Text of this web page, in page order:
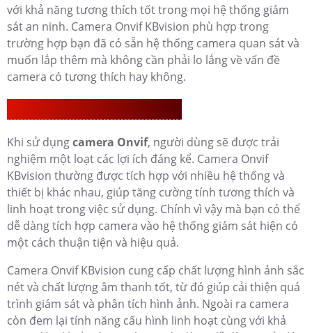
với khả năng tương thích tốt trong mọi hệ thống giám
sát an ninh. Camera Onvif KBvision phù hợp trong
trường hợp bạn đã có sẵn hệ thống camera quan sát và
muốn lắp thêm mà không cần phải lo lắng về vấn đề
camera có tương thích hay không.
Khi sử dụngcamera Onvif, người dùng sẽ được trải
nghiệm một loạt các lợi ích đáng kể. Camera Onvif
KBvision thường được tích hợp với nhiều hệ thống và
thiết bị khác nhau, giúp tăng cường tính tương thích và
linh hoạt trong việc sử dụng. Chính vì vậy mà bạn có thể
dễ dàng tích hợp camera vào hệ thống giám sát hiện có
một cách thuận tiện và hiệu quả.
Camera Onvif KBvision cung cấp chất lượng hình ảnh sắc
nét và chất lượng âm thanh tốt, từ đó giúp cải thiện quá
trình giám sát và phân tích hình ảnh. Ngoài ra camera
còn đem lại tính năng cấu hình linh hoạt cùng với khả